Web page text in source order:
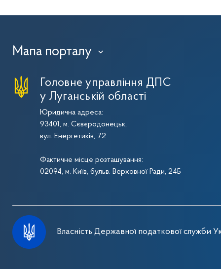
Мапа порталу ›
Головне управління ДПС
у Луганській області
Юридична адреса:
93401, м. Сєвєродонецьк,
вул. Енергетиків, 72
Фактичне місце розташування:
02094, м. Київ, бульв. Верховної Ради, 24Б
Власність Державної податкової служби